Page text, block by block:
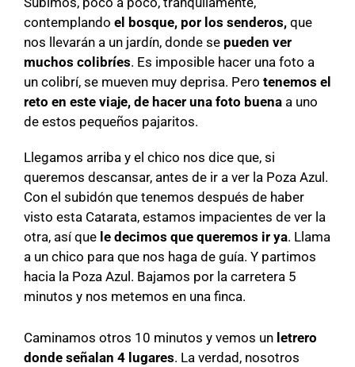
contemplando el bosque, por los senderos, que
nos llevarán a un jardín, donde se pueden ver
muchos colibríes. Es imposible hacer una foto a
un colibrí, se mueven muy deprisa. Pero tenemos el
reto en este viaje, de hacer una foto buena a uno
de estos pequeños pajaritos.
Llegamos arriba y el chico nos dice que, si
queremos descansar, antes de ir a ver la Poza Azul.
Con el subidón que tenemos después de haber
visto esta Catarata, estamos impacientes de ver la
otra, así que le decimos que queremos ir ya. Llama
a un chico para que nos haga de guía. Y partimos
hacia la Poza Azul. Bajamos por la carretera 5
minutos y nos metemos en una finca.
Caminamos otros 10 minutos y vemos un letrero
donde señalan 4 lugares. La verdad, nosotros